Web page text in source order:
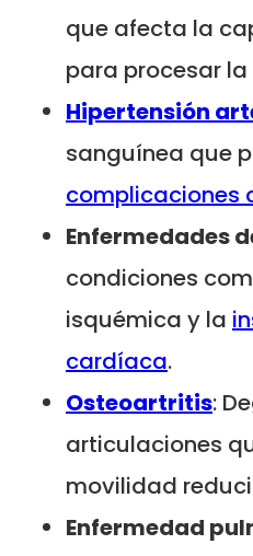
que afecta la
para procesar
Hipertensión
sanguínea que
complicaciones
Enfermedades
condiciones
isquémica y la
cardíaca.
Osteoartritis:
articulaciones
movilidad
Enfermedad